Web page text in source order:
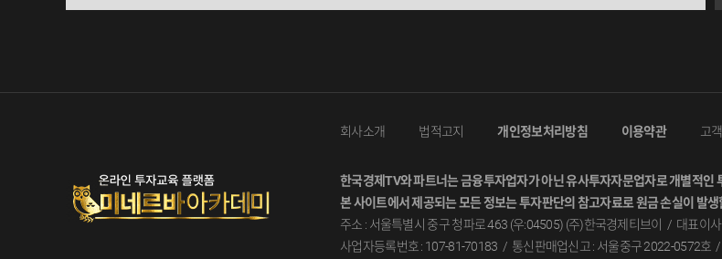
회사소개 법적고지 개인정보처리방침 이용약관 고
한국경제TV와 파트너는 금융투자업자가 아닌 유사투자자문업자로 개별적인
본 사이트에서 제공되는 모든 정보는 투자판단의 참고자료로 원금 손실이 발
주소 : 서울특별시 중구 청파로 463 (우:04505) (주)한국경제티브이
대표이
사업자등록번호 : 107-81-70183
통신판매업신고 : 서울중구 2022-0572호